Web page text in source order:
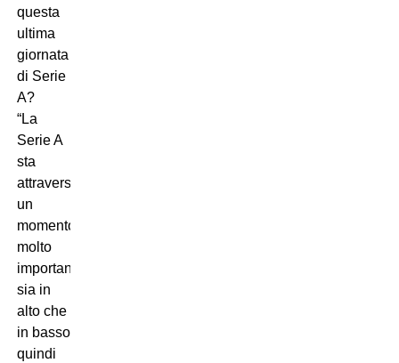
questa
ultima
giornata
di Serie
A?
“La
Serie A
sta
attraversando
un
momento
molto
importante
sia in
alto che
in basso
quindi